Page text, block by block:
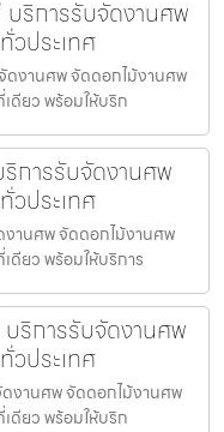
ริการรับจัดงานศพ
วประเทศ
ดงานศพ จัดดอกไม้งานศพ
ดียว พร้อมให้บริก
ริการรับจัดงานศพ
วประเทศ
งานศพ จัดดอกไม้งานศพ
ดียว พร้อมให้บริการ
ริการรับจัดงานศพ
วประเทศ
งานศพ จัดดอกไม้งานศพ
ดียว พร้อมให้บริก